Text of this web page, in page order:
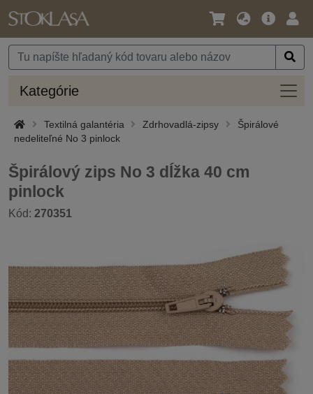
Jazyk
Mena
Hlavná
Kategórie
Textilná galantéria Zdrhovadlá-zipsy
Špirálové
nedeliteľné No 3 pinlock
Špirálový zips No 3 dĺžka 40 cm
pinlock
Kód: 270351